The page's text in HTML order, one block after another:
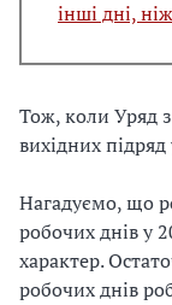
інші дні,
Тож, коли Уряд
вихідних
Нагадуємо, що
робочих днів у
характер.
робочих днів